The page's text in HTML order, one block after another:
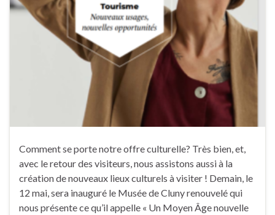
Comment se porte notre offre culturelle? Très bien, et,
avec le retour des visiteurs, nous assistons aussi à la
création de nouveaux lieux culturels à visiter ! Demain, le
12 mai, sera inauguré le Musée de Cluny renouvelé qui
nous présente ce qu’il appelle « Un Moyen Âge nouvelle